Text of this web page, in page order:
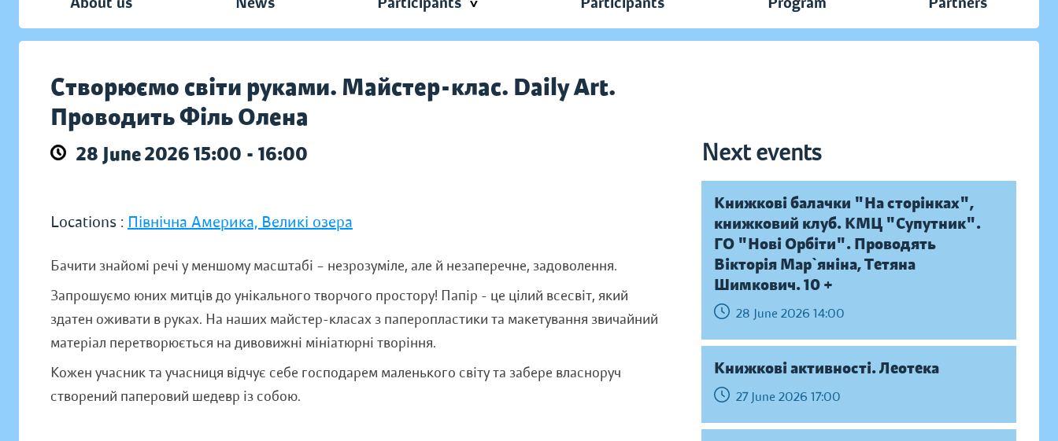
Створюємо світи руками. Майстер-клас. Daily Аrt.
Проводить Філь Олена
28 June 2026 15:00 - 16:00 Next events
Locations : Північна Америка, Великі озера
Бачити знайомі речі у меншому масштабі – незрозуміле, але й незаперечне, задоволення.
Запрошуємо юних митців до унікального творчого простору! Папір - це цілий всесвіт, який
здатен оживати в руках. На наших майстер-класах з паперопластики та макетування звичайний
матеріал перетворюється на дивовижні мініатюрні творіння.
Кожен учасник та учасниця відчує себе господарем маленького світу та забере власноруч
створений паперовий шедевр із собою.
Книжкові балачки "На сторінках",
книжковий клуб. КМЦ "Супутник".
ГО "Нові Орбіти". Проводять
Вікторія Мар`яніна, Тетяна
Шимкович. 10 +
28 June 2026 14:00
Книжкові активності. Леотека
27 June 2026 17:00